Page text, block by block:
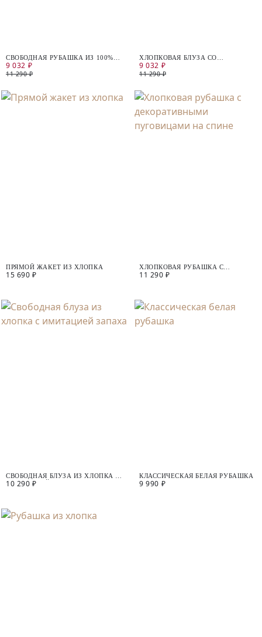
СВОБОДНАЯ РУБАШКА ИЗ 100%
ХЛОПКА
9 032 ₽
11 290 ₽
ХЛОПКОВАЯ БЛУЗА СО
СБОРКАМИ
9 032 ₽
11 290 ₽
ПРЯМОЙ ЖАКЕТ ИЗ ХЛОПКА
15 690 ₽
ХЛОПКОВАЯ РУБАШКА С
ДЕКОРАТИВНЫМИ ПУГОВИЦАМИ
11 290 ₽
СВОБОДНАЯ БЛУЗА ИЗ ХЛОПКА С
ИМИТАЦИЕЙ ЗАПАХА
10 290 ₽
КЛАССИЧЕCКАЯ БЕЛАЯ РУБАШКА
9 990 ₽